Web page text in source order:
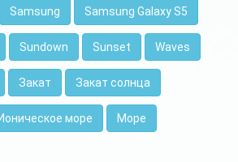
Samsung Samsung Galaxy S5
Sundown Sunset Waves
Закат Закат солнца
Ионическое море Море